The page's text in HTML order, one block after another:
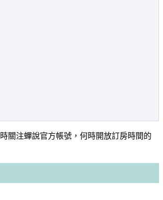
關注蟬說官方帳號，何時開放訂房時間的